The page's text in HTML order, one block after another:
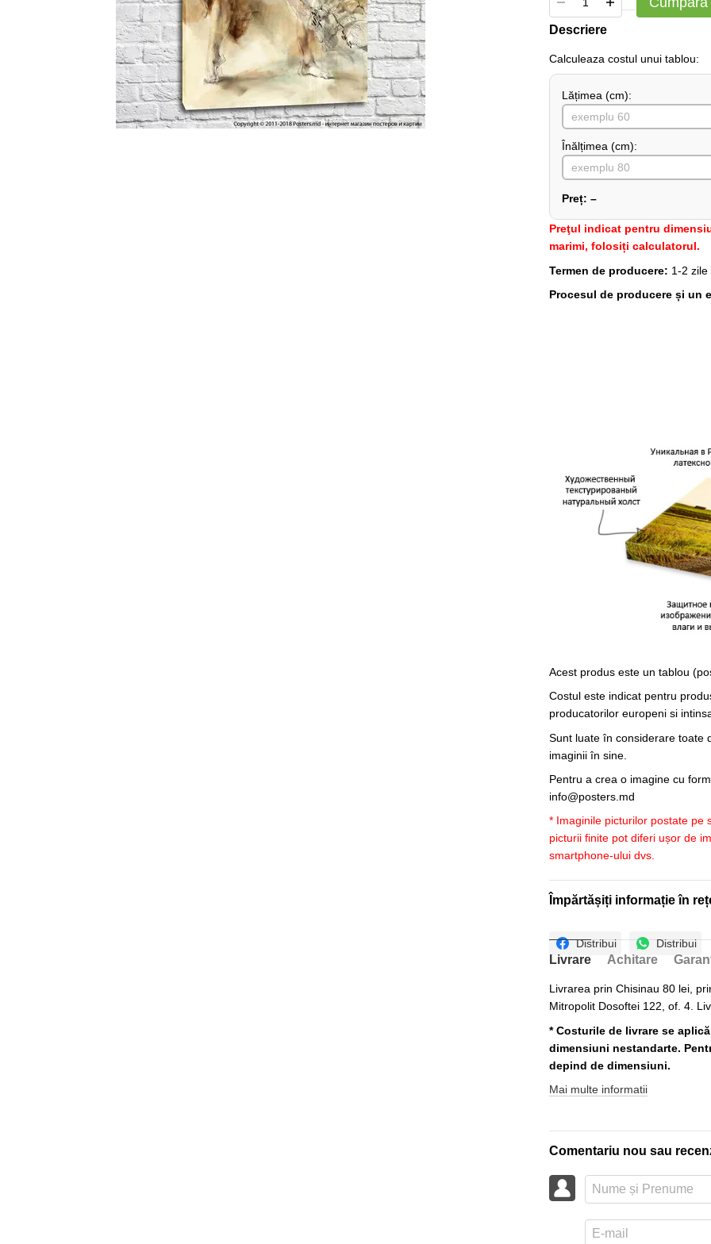
Descriere
Сalculeaza costul unui tablou:
Lățimea (сm):
Înălțimea (cm):
Preț: –
Preţul indicat pentru
marimi, folosiți calculatorul.
Termen de producere: 1-2
Procesul de producere și un
Acest produs este un tablou
Costul este indicat pentru
producatorilor europeni si
Sunt luate în considerare toate
imaginii în sine.
Pentru a crea o imagine cu
info@posters.md
* Imaginile picturilor postate pe
picturii finite pot diferi ușor de
smartphone-ului dvs.
Împărtășiți informație în
Distribui Distribui
Livrare Achitare
Livrarea prin Chisinau 80 lei,
Mitropolit Dosoftei 122, of. 4.
* Costurile de livrare se
dimensiuni nestandarte.
depind de dimensiuni.
Mai multe informatii
Comentariu nou sau